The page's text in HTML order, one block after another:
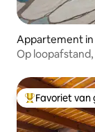
Appartement
Op
Topfavoriet
Favoriet van